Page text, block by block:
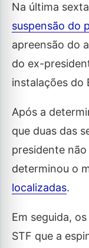
Na última
suspensão do
apreensão do
do ex-
instalações do
Após a
que duas das
presidente
determinou o
localizadas.
Em seguida,
STF que a